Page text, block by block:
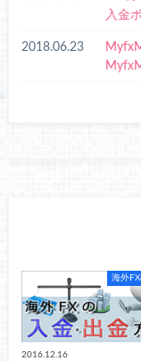
入金
2018.06.23
海外
2016.12.16